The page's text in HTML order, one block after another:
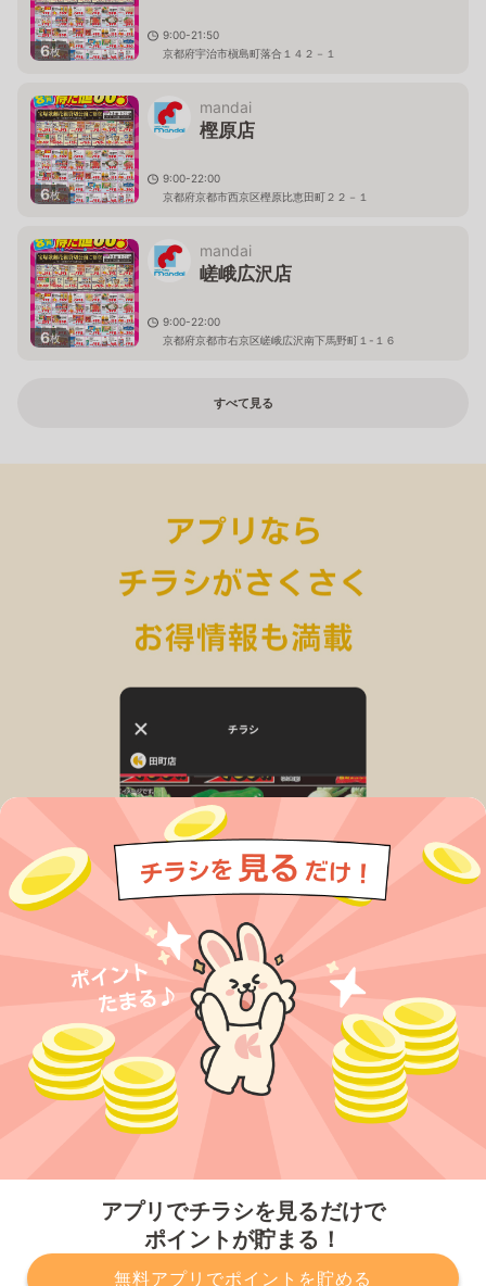
アプリでチラシを見るだけで
ポイントが貯まる！
無料アプリでポイントを貯める
6枚
9:00-21:50
京都府宇治市槇島町落合１４２－１
6枚
mandai
樫原店
9:00-22:00
京都府京都市西京区樫原比恵田町２２－１
6枚
mandai
嵯峨広沢店
9:00-22:00
京都府京都市右京区嵯峨広沢南下馬野町１-１６
すべて見る